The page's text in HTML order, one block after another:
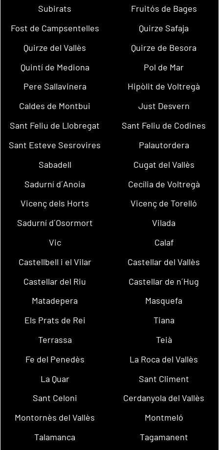
Subirats
Fruitós de Bages
Fost de Campsentelles
Quirze Safaja
Quirze del Vallès
Quirze de Besora
Quintí de Mediona
Pol de Mar
Pere Sallavinera
Hipòlit de Voltregà
Caldes de Montbui
Just Desvern
Sant Feliu de Llobregat
Sant Feliu de Codines
Sant Esteve Sesrovires
Palautordera
Sabadell
Cugat del Vallès
Sadurní d´Anoia
Cecília de Voltregà
Vicenç dels Horts
Vicenç de Torelló
Sadurní d´Osormort
Vilada
Vic
Calaf
Castellbell i el Vilar
Castellar del Vallès
Castellar del Riu
Castellar de n´Hug
Matadepera
Masquefa
Els Prats de Rei
Tiana
Terrassa
Teià
Fe del Penedès
La Roca del Vallès
La Quar
Sant Climent
Sant Celoni
Cerdanyola del Vallès
Montornès del Vallès
Montmeló
Talamanca
Tagamanent